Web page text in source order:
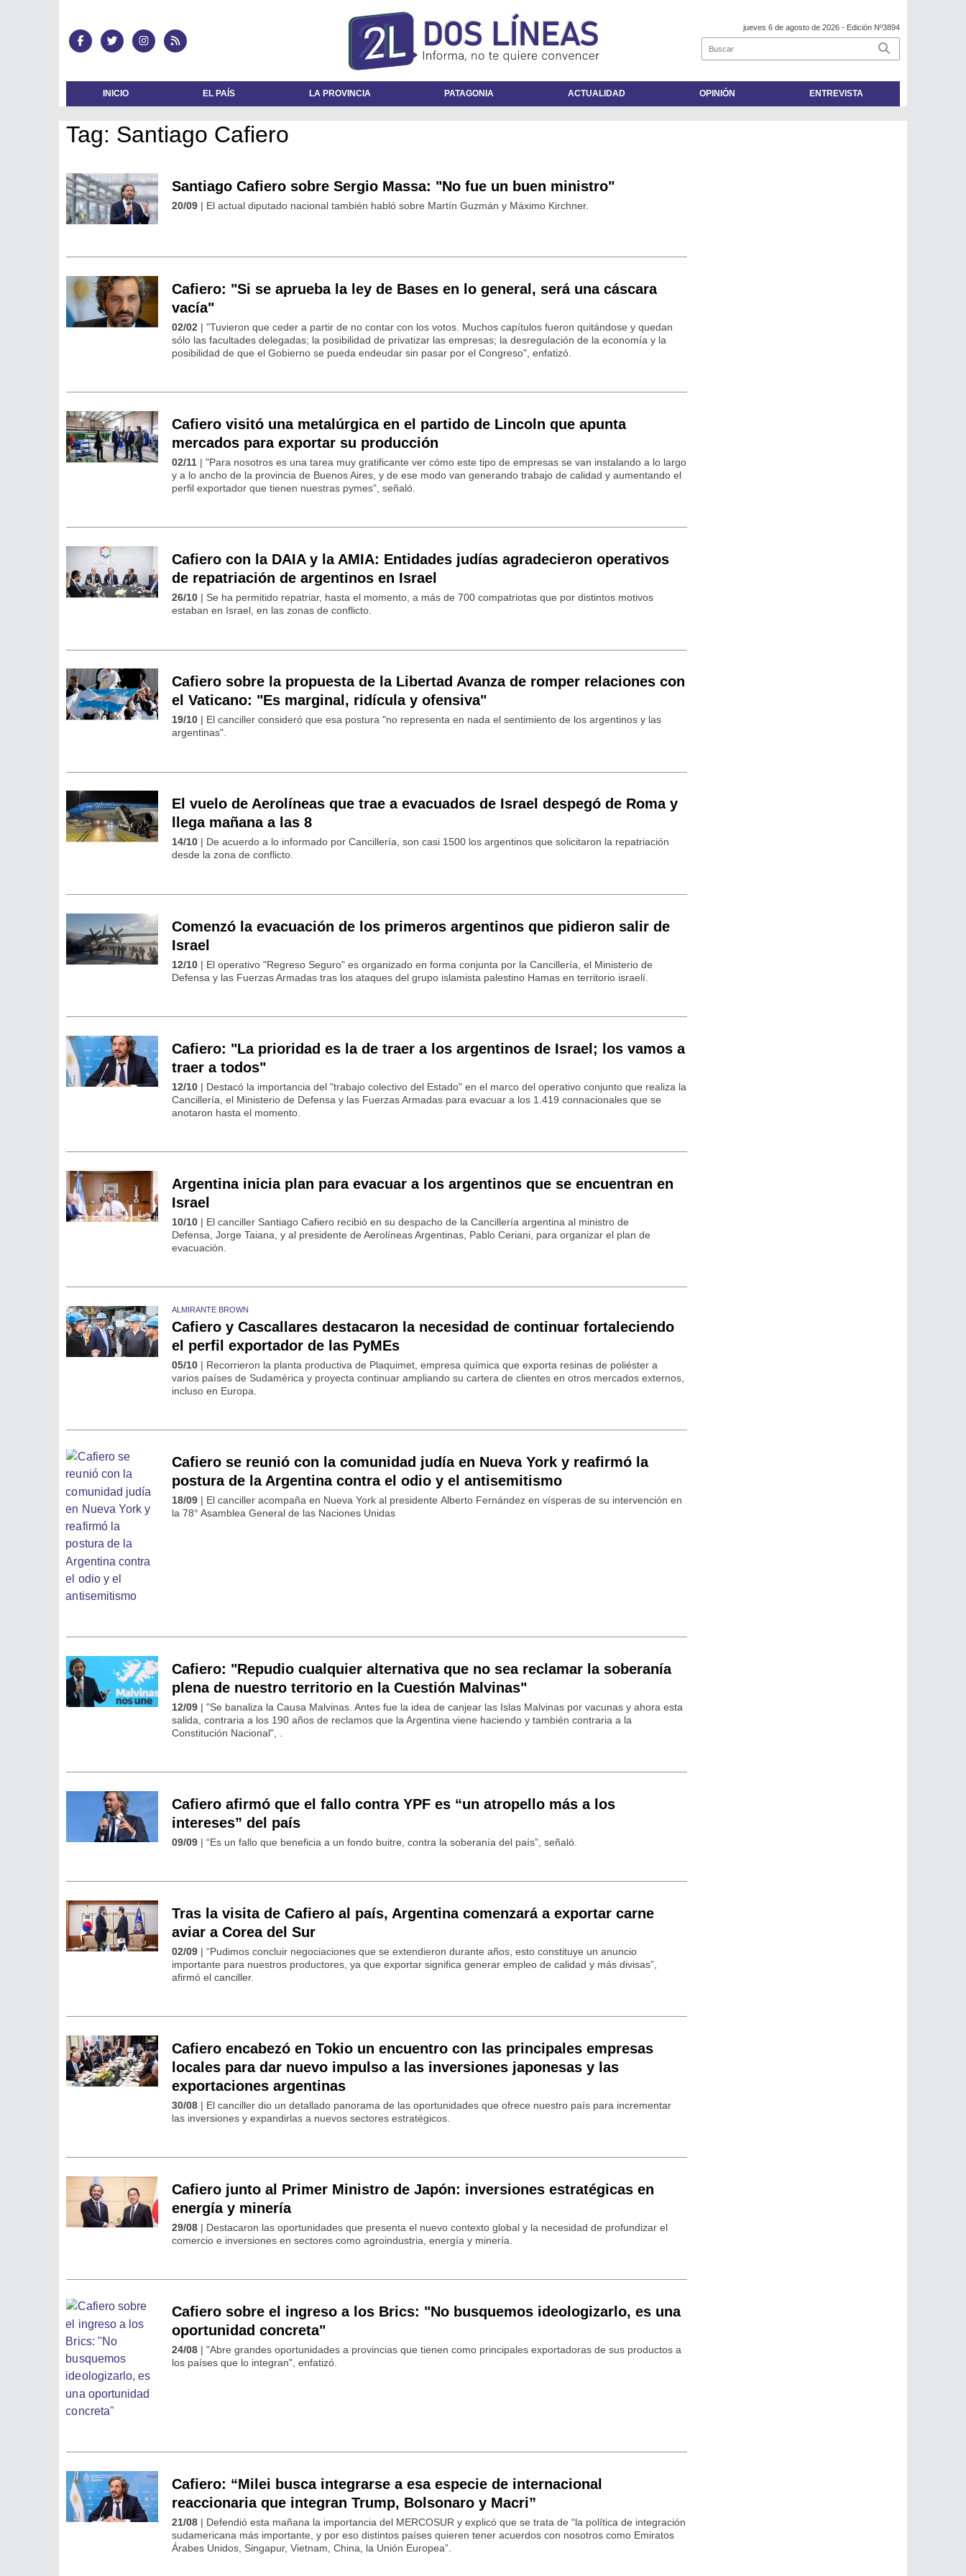
jueves 6 de agosto de 2026 - Edición Nº3894
INICIO EL PAÍS LA PROVINCIA PATAGONIA ACTUALIDAD OPINIÓN ENTREVISTA
Tag: Santiago Cafiero
Santiago Cafiero sobre Sergio Massa: "No fue un buen ministro"
20/09 | El actual diputado nacional también habló sobre Martín Guzmán y Máximo Kirchner.
Cafiero: "Si se aprueba la ley de Bases en lo general, será una cáscara
vacía"
02/02 | "Tuvieron que ceder a partir de no contar con los votos. Muchos capítulos fueron quitándose y quedan
sólo las facultades delegadas; la posibilidad de privatizar las empresas; la desregulación de la economía y la
posibilidad de que el Gobierno se pueda endeudar sin pasar por el Congreso", enfatizó.
Cafiero visitó una metalúrgica en el partido de Lincoln que apunta
mercados para exportar su producción
02/11 | "Para nosotros es una tarea muy gratificante ver cómo este tipo de empresas se van instalando a lo largo
y a lo ancho de la provincia de Buenos Aires, y de ese modo van generando trabajo de calidad y aumentando el
perfil exportador que tienen nuestras pymes", señaló.
Cafiero con la DAIA y la AMIA: Entidades judías agradecieron operativos
de repatriación de argentinos en Israel
26/10 | Se ha permitido repatriar, hasta el momento, a más de 700 compatriotas que por distintos motivos
estaban en Israel, en las zonas de conflicto.
Cafiero sobre la propuesta de la Libertad Avanza de romper relaciones con
el Vaticano: "Es marginal, ridícula y ofensiva"
19/10 | El canciller consideró que esa postura "no representa en nada el sentimiento de los argentinos y las
argentinas".
El vuelo de Aerolíneas que trae a evacuados de Israel despegó de Roma y
llega mañana a las 8
14/10 | De acuerdo a lo informado por Cancillería, son casi 1500 los argentinos que solicitaron la repatriación
desde la zona de conflicto.
Comenzó la evacuación de los primeros argentinos que pidieron salir de
Israel
12/10 | El operativo "Regreso Seguro" es organizado en forma conjunta por la Cancillería, el Ministerio de
Defensa y las Fuerzas Armadas tras los ataques del grupo islamista palestino Hamas en territorio israelí.
Cafiero: "La prioridad es la de traer a los argentinos de Israel; los vamos a
traer a todos"
12/10 | Destacó la importancia del "trabajo colectivo del Estado" en el marco del operativo conjunto que realiza la
Cancillería, el Ministerio de Defensa y las Fuerzas Armadas para evacuar a los 1.419 connacionales que se
anotaron hasta el momento.
Argentina inicia plan para evacuar a los argentinos que se encuentran en
Israel
10/10 | El canciller Santiago Cafiero recibió en su despacho de la Cancillería argentina al ministro de
Defensa, Jorge Taiana, y al presidente de Aerolíneas Argentinas, Pablo Ceriani, para organizar el plan de
evacuación.
ALMIRANTE BROWN
Cafiero y Cascallares destacaron la necesidad de continuar fortaleciendo
el perfil exportador de las PyMEs
05/10 | Recorrieron la planta productiva de Plaquimet, empresa química que exporta resinas de poliéster a
varios países de Sudamérica y proyecta continuar ampliando su cartera de clientes en otros mercados externos,
incluso en Europa.
Cafiero se reunió con la comunidad judía en Nueva York y reafirmó la
postura de la Argentina contra el odio y el antisemitismo
18/09 | El canciller acompaña en Nueva York al presidente Alberto Fernández en vísperas de su intervención en
la 78° Asamblea General de las Naciones Unidas
Cafiero: "Repudio cualquier alternativa que no sea reclamar la soberanía
plena de nuestro territorio en la Cuestión Malvinas"
12/09 | "Se banaliza la Causa Malvinas. Antes fue la idea de canjear las Islas Malvinas por vacunas y ahora esta
salida, contraria a los 190 años de reclamos que la Argentina viene haciendo y también contraria a la
Constitución Nacional", .
Cafiero afirmó que el fallo contra YPF es “un atropello más a los
intereses” del país
09/09 | “Es un fallo que beneficia a un fondo buitre, contra la soberanía del país”, señaló.
Tras la visita de Cafiero al país, Argentina comenzará a exportar carne
aviar a Corea del Sur
02/09 | “Pudimos concluir negociaciones que se extendieron durante años, esto constituye un anuncio
importante para nuestros productores, ya que exportar significa generar empleo de calidad y más divisas”,
afirmó el canciller.
Cafiero encabezó en Tokio un encuentro con las principales empresas
locales para dar nuevo impulso a las inversiones japonesas y las
exportaciones argentinas
30/08 | El canciller dio un detallado panorama de las oportunidades que ofrece nuestro país para incrementar
las inversiones y expandirlas a nuevos sectores estratégicos.
Cafiero junto al Primer Ministro de Japón: inversiones estratégicas en
energía y minería
29/08 | Destacaron las oportunidades que presenta el nuevo contexto global y la necesidad de profundizar el
comercio e inversiones en sectores como agroindustria, energía y minería.
Cafiero sobre el ingreso a los Brics: "No busquemos ideologizarlo, es una
oportunidad concreta"
24/08 | "Abre grandes oportunidades a provincias que tienen como principales exportadoras de sus productos a
los países que lo integran", enfatizó.
Cafiero: “Milei busca integrarse a esa especie de internacional
reaccionaria que integran Trump, Bolsonaro y Macri”
21/08 | Defendió esta mañana la importancia del MERCOSUR y explicó que se trata de “la política de integración
sudamericana más importante, y por eso distintos países quieren tener acuerdos con nosotros como Emiratos
Árabes Unidos, Singapur, Vietnam, China, la Unión Europea”.